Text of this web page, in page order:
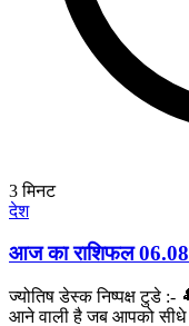
3मिनट
देश
आज का राशिफल
ज्योतिष डेस्क निष्पक्ष टुडे
आने वाली है जब आपको